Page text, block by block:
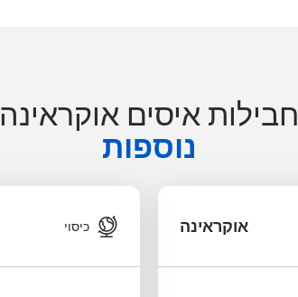
חבילות איסים אוקראינה
נוספות
אוקראינה כיסוי